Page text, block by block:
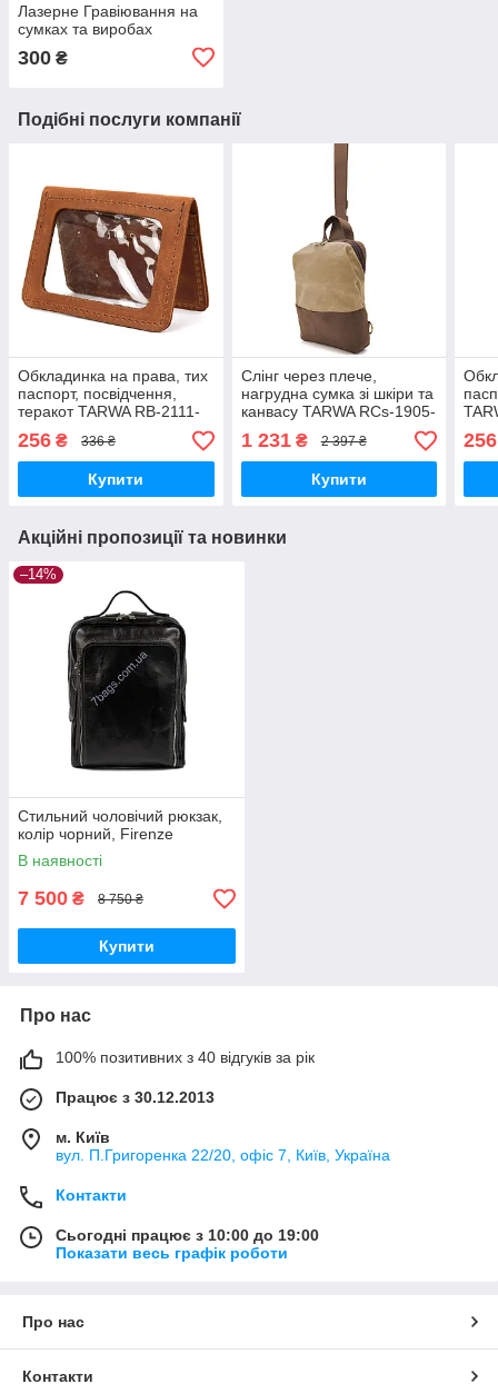
Лазерне Гравіювання на
сумках та виробах
300 ₴
Подібні послуги компанії
Обкладинка на права, тих
паспорт, посвідчення,
теракот TARWA RB-2111-
3md
256 ₴ 336 ₴
Купити
Слінг через плече,
нагрудна сумка зі шкіри та
канвасу TARWA RCs-1905-
3md
1 231₴ 2 397 ₴
Купити
256
Акційні пропозиції та новинки
–14%
Стильний чоловічий рюкзак,
колір чорний, Firenze
В наявності
7 500 ₴ 8 750 ₴
Купити
Про нас
100% позитивних з 40 відгуків за рік
Працює з 30.12.2013
м. Київ
вул. П.Григоренка 22/20, офіс 7, Київ, Україна
Контакти
Сьогодні працює з 10:00 до 19:00
Показати весь графік роботи
Про нас
Контакти